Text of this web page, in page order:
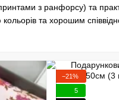
з ранфорсу) та
та хорошим
−21%
5